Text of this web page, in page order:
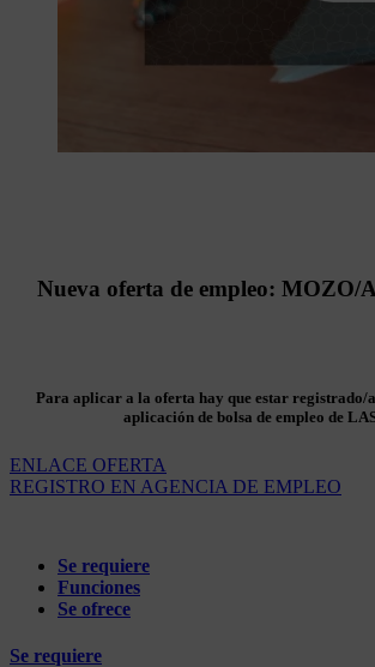
Nueva oferta de empleo:
Para aplicar a la oferta hay que estar registrado/
aplicación de bolsa de empleo de
ENLACE OFERTA
REGISTRO EN AGENCIA DE EMPLEO
Se requiere
Funciones
Se ofrece
Se requiere